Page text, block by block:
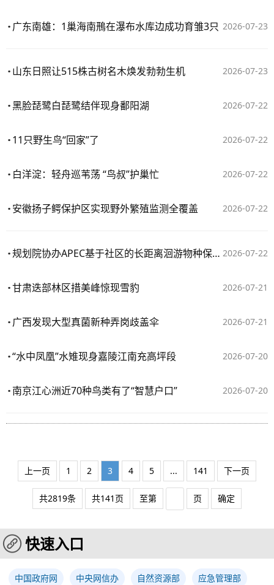
2026-07-23
广东南雄：1巢海南鳽在瀑布水库边成功育雏3只
2026-07-23
山东日照让515株古树名木焕发勃勃生机
2026-07-22
黑脸琵鹭白琵鹭结伴现身鄱阳湖
2026-07-22
11只野生鸟“回家”了
2026-07-22
白洋淀：轻舟巡苇荡 “鸟叔”护巢忙
2026-07-22
安徽扬子鳄保护区实现野外繁殖监测全覆盖
2026-07-22
规划院协办APEC基于社区的长距离洄游物种保护与区域协作研讨会
2026-07-21
甘肃迭部林区措美峰惊现雪豹
2026-07-21
广西发现大型真菌新种弄岗歧盖伞
2026-07-20
“水中凤凰”水雉现身嘉陵江南充高坪段
2026-07-20
南京江心洲近70种鸟类有了“智慧户口”
上一页 1 2 3 4 5 ... 141 下一页
共2819条 共141页 至第 页 确定
快速入口
中国政府网 中央网信办 自然资源部 应急管理部